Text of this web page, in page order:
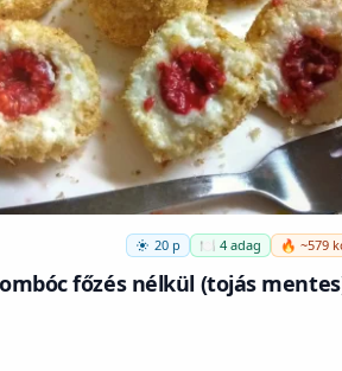
20 p 🍽️ 4 adag 🔥 ~579
főzés nélkül (tojás